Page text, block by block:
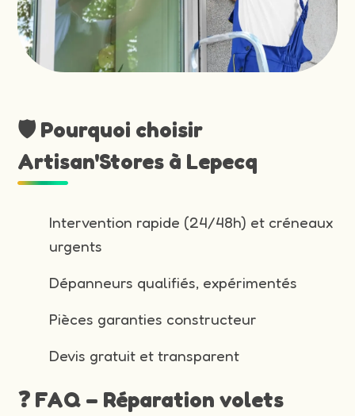
🛡️ Pourquoi choisir
Artisan'Stores à Lepecq
Intervention rapide (24/48h) et créneaux
urgents
Dépanneurs qualifiés, expérimentés
Pièces garanties constructeur
Devis gratuit et transparent
❓ FAQ – Réparation volets